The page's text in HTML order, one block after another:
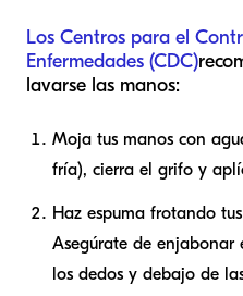
Los Centros para el
Enfermedades (CDC)
lavarse las manos:
Moja tus manos con
fría), cierra el grifo y
Haz espuma frotando
Asegúrate de enjabonar
los dedos y debajo de